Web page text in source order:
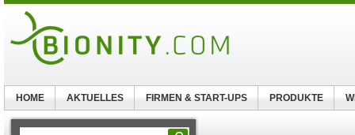
HOME AKTUELLES FIRMEN & START-UPS PRODUKTE